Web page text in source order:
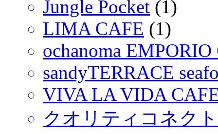
Jungle Pocket (1)
LIMA CAFE (1)
ochanoma
sandyTERRACE
VIVA LA VIDA
クオリティコネクト